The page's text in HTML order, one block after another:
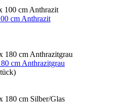
cm Anthrazit
cm Anthrazitgrau